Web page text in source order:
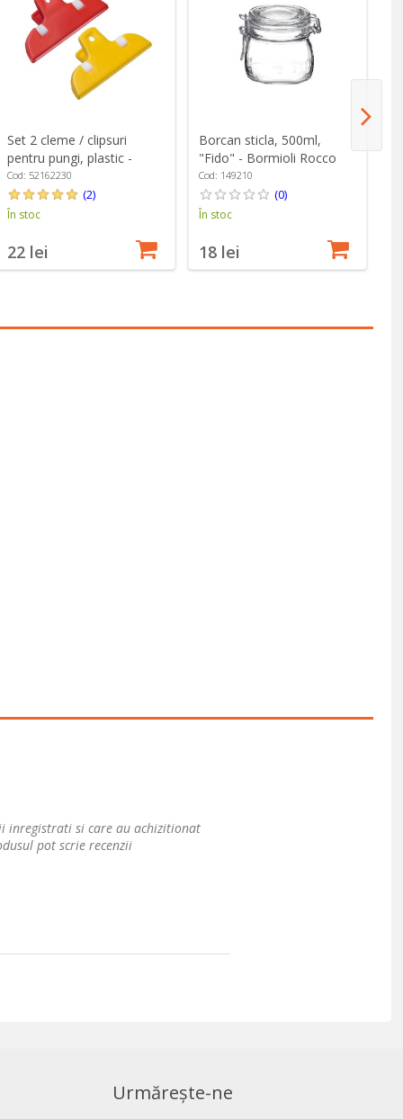
Set 2 cleme / clipsuri
pentru pungi, plastic -
Westmark
Cod: 52162230
(2)
În stoc
22 lei
Borcan sticla, 500ml,
"Fido" - Bormioli Rocco
Cod: 149210
(0)
În stoc
18 lei
inregistrati si care au achizitionat
pot scrie recenzii
Urmărește-ne